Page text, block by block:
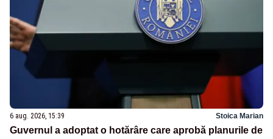
6 aug. 2026, 15:39 Stoica Marian
Guvernul a adoptat o hotărâre care aprobă planurile de